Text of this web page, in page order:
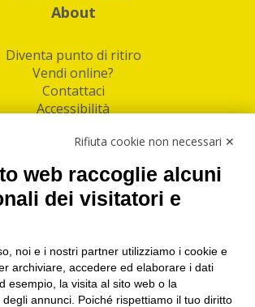
About
Diventa punto di ritiro
Vendi online?
Contattaci
Accessibilità
Facebook
Linkedin
ritiro e spedizione pacchi nelle
città italiane
|Roma|Bologna|Firenze| Genova
Napoli|Varese
Rifiuta cookie non necessari ✕
web raccoglie alcuni
dei visitatori e
noi e i nostri partner utilizziamo i cookie e
archiviare, accedere ed elaborare i dati
esempio, la visita al sito web o la
annunci. Poiché rispettiamo il tuo diritto